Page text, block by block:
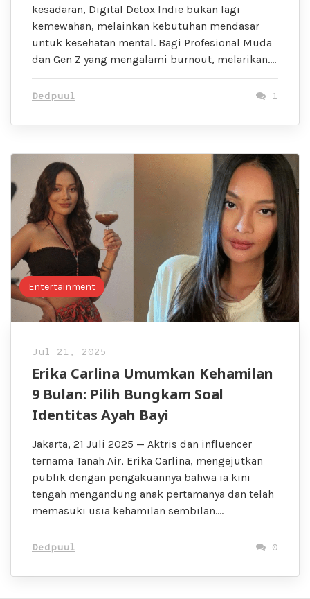
kesadaran, Digital Detox Indie bukan lagi
kemewahan, melainkan kebutuhan mendasar
untuk kesehatan mental. Bagi Profesional Muda
dan Gen Z yang mengalami burnout, melarikan….
Dedpuul 1
Entertainment
Jul 21, 2025
Erika Carlina Umumkan Kehamilan
9 Bulan: Pilih Bungkam Soal
Identitas Ayah Bayi
Jakarta, 21 Juli 2025 — Aktris dan influencer
ternama Tanah Air, Erika Carlina, mengejutkan
publik dengan pengakuannya bahwa ia kini
tengah mengandung anak pertamanya dan telah
memasuki usia kehamilan sembilan….
Dedpuul 0